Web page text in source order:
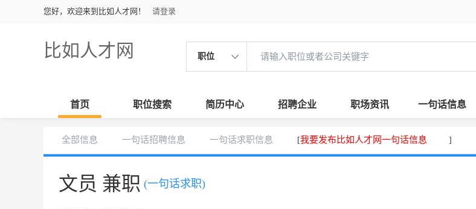
您好，欢迎来到比如人才网！ 请登录
比如人才网 职位
首页 职位搜索 简历中心 招聘企业 职场资讯 一句话信息
全部信息 一句话招聘信息 一句话求职信息 [我要发布比如人才网一句话信息 ]
文员 兼职 (一句话求职)